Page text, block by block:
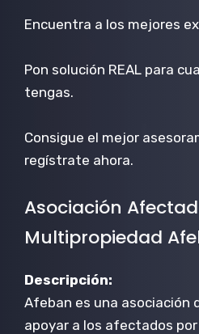
Encuentra a los mejores
Pon solución REAL para
tengas.
Consigue el mejor
regístrate ahora.
Asociación
Multipropiedad
Descripción:
Afeban es una asociación
apoyar a los afectados